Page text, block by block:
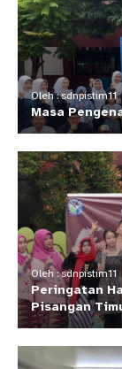
Oleh : sdnpistim11
Masa
Oleh : sdnpistim11
Peringatan
Pisangan